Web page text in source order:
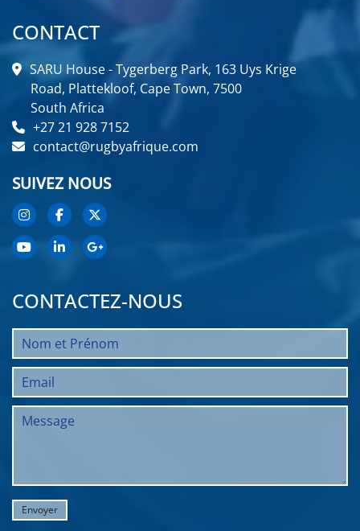
CONTACT
SARU House - Tygerberg Park, 163 Uys Krige
Road, Plattekloof, Cape Town, 7500
South Africa
+27 21 928 7152
contact@rugbyafrique.com
SUIVEZ NOUS
CONTACTEZ-NOUS